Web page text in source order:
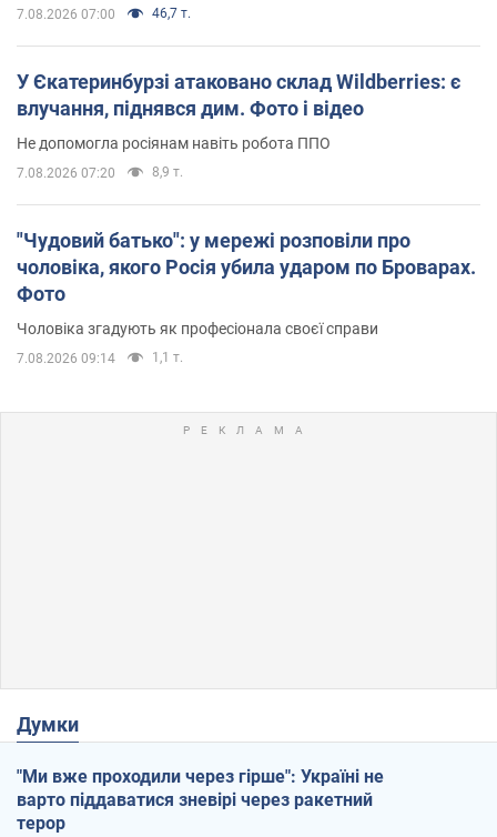
7.08.2026 07:00 46,7 т.
У Єкатеринбурзі атаковано склад Wildberries: є
влучання, піднявся дим. Фото і відео
Не допомогла росіянам навіть робота ППО
7.08.2026 07:20 8,9 т.
"Чудовий батько": у мережі розповіли про
чоловіка, якого Росія убила ударом по Броварах.
Фото
Чоловіка згадують як професіонала своєї справи
7.08.2026 09:14 1,1 т.
Думки
"Ми вже проходили через гірше": Україні не
варто піддаватися зневірі через ракетний
терор